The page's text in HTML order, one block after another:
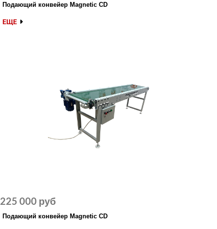
Подающий конвейер Magnetic CD
ЕЩЕ
Подающий конвейер Magnetic CD
225 000 руб